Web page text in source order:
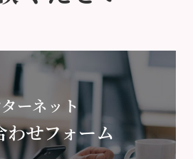
ーネット
わせフォーム